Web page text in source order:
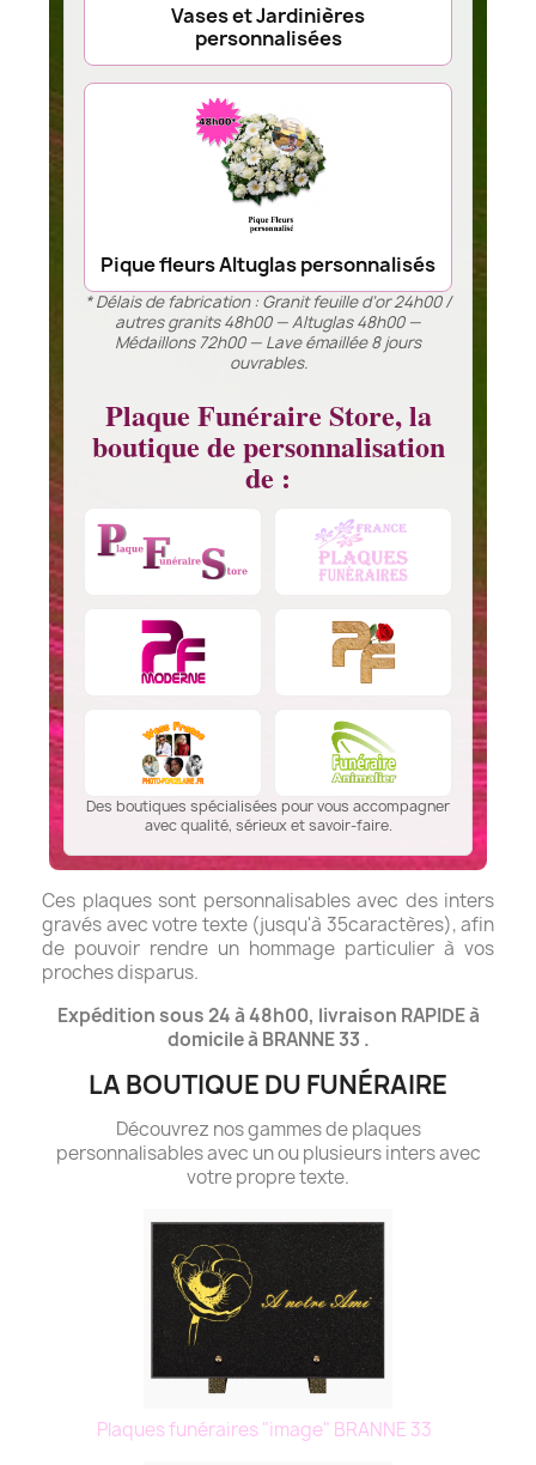
Vases et Jardinières
personnalisées
Pique fleurs Altuglas personnalisés
* Délais de fabrication : Granit feuille d’or 24h00 /
autres granits 48h00 — Altuglas 48h00 —
Médaillons 72h00 — Lave émaillée 8 jours
ouvrables.
Plaque Funéraire Store, la
boutique de personnalisation
de :
Des boutiques spécialisées pour vous accompagner
avec qualité, sérieux et savoir-faire.
Ces plaques sont personnalisables avec des inters
gravés avec votre texte (jusqu'à 35caractères), afin
de pouvoir rendre un hommage particulier à vos
proches disparus.
Expédition sous 24 à 48h00, livraison RAPIDE à
domicile à BRANNE 33 .
LA BOUTIQUE DU FUNÉRAIRE
Découvrez nos gammes de plaques
personnalisables avec un ou plusieurs inters avec
votre propre texte.
Plaques funéraires "image" BRANNE 33